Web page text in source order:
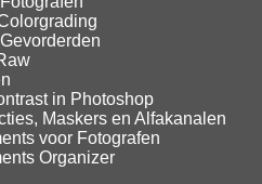
in Photoshop
Maskers en Alfakanalen
voor Fotografen
Organizer